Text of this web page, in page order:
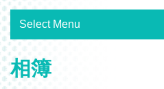
Select Menu
相簿